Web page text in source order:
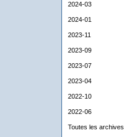
2024-03
2024-01
2023-11
2023-09
2023-07
2023-04
2022-10
2022-06
Toutes les archives